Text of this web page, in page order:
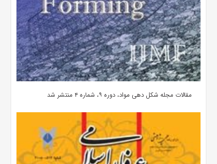
مقالات مجله شکل دهی مواد، دوره ۹، شماره ۴ منتشر شد